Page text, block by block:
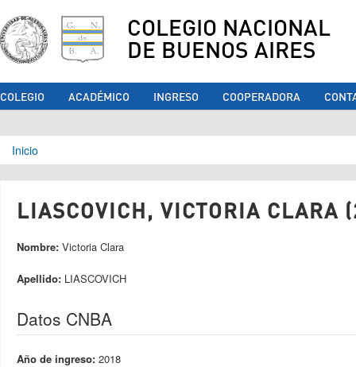
COLEGIO NACIONAL
DE BUENOS AIRES
COLEGIO ACADÉMICO INGRESO COOPERADORA
Se encuentra usted aquí
Inicio
LIASCOVICH, VICTORIA CLARA
Nombre: Victoria Clara
Apellido: LIASCOVICH
Datos CNBA
Año de ingreso: 2018